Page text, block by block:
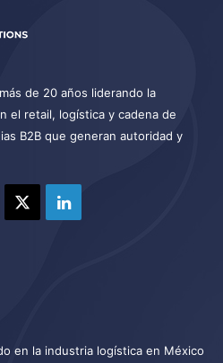
de 20 años liderando la
el retail, logística y cadena de
B2B que generan autoridad y
LinkedIn
en la industria logística en México